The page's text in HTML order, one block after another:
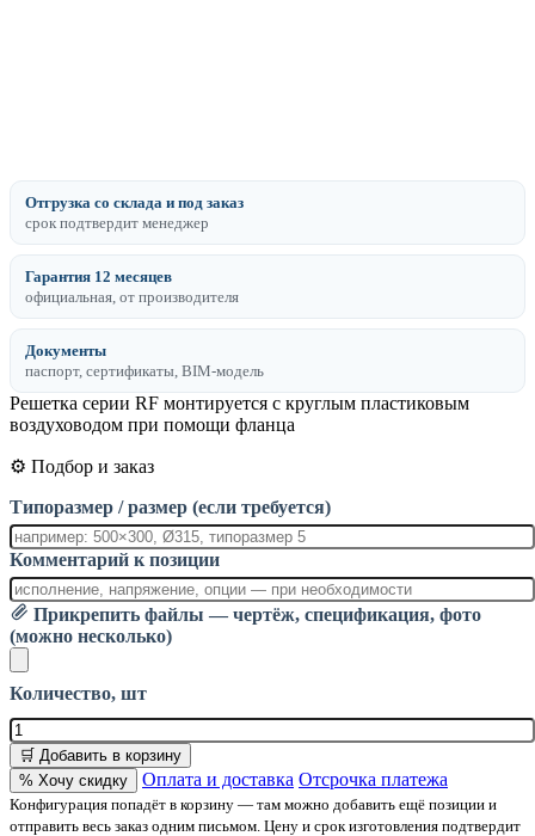
Отгрузка со склада и под заказ
срок подтвердит менеджер
Гарантия 12 месяцев
официальная, от производителя
Документы
паспорт, сертификаты, BIM-модель
Решетка серии RF монтируется с круглым пластиковым
воздуховодом при помощи фланца
⚙️ Подбор и заказ
Типоразмер / размер (если требуется)
Комментарий к позиции
Прикрепить файлы — чертёж, спецификация, фото
(можно несколько)
Количество, шт
🛒 Добавить в корзину
% Хочу скидку
Оплата и доставка Отсрочка платежа
Конфигурация попадёт в корзину — там можно добавить ещё позиции и
отправить весь заказ одним письмом. Цену и срок изготовления подтвердит